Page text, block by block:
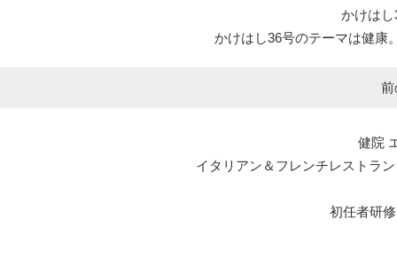
かけは
かけはし36号のテーマは健康
前
健院
イタリアン＆フレンチレストラ
初任者研修